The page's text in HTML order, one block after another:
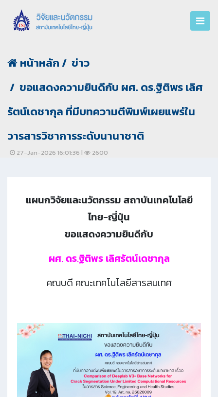
หน้าหลัก
ข่าว
ขอแสดงความยินดีกับ ผศ. ดร.ฐิติพร เลิศ
รัตน์เดชากุล ที่มีบทความตีพิมพ์เผยแพร่ใน
วารสารวิชาการระดับนานาชาติ
27-Jan-2026 16:01:36 | 2600
แผนกวิจัยและนวัตกรรม สถาบันเทคโนโลยี
ไทย-ญี่ปุ่น
ขอแสดงความยินดีกับ
ผศ. ดร.ฐิติพร เลิศรัตน์เดชากุล
คณบดี คณะเทคโนโลยีสารสนเทศ